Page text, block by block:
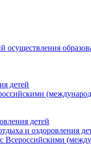
осуществления
детей
детей
и оздоровления
Всероссийскими